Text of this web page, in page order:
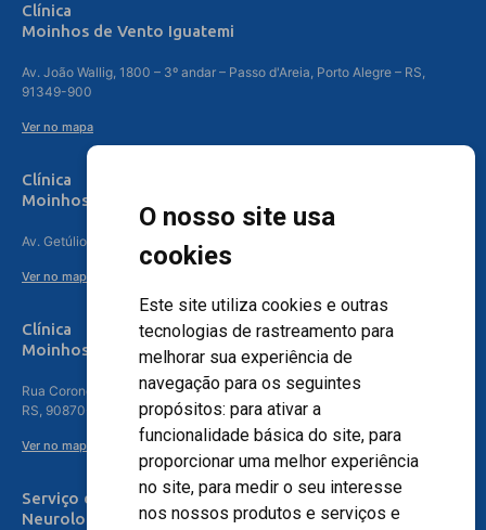
O nosso site usa
cookies
Este site utiliza cookies e outras
tecnologias de rastreamento para
melhorar sua experiência de
navegação para os seguintes
propósitos: para ativar a
funcionalidade básica do site, para
proporcionar uma melhor experiência
no site, para medir o seu interesse
nos nossos produtos e serviços e
Clínica
Moinhos de Vento Iguatemi
Av. João Wallig, 1800 – 3º andar – Passo d'Areia, Porto Alegre – RS,
91349-900
Ver no mapa
Clínica
Moinhos de Vento Canoas
Av. Getúlio Vargas, 4841 – Centro, Canoas – RS, 92010-010
Ver no mapa
Clínica
Moinhos de Vento - Teresópolis
Rua Coronel Aparício Borges, 250 - 3º andar - Teresópolis, Porto Alegre -
RS, 90870-016
Ver no mapa
Serviço de
Neurologia